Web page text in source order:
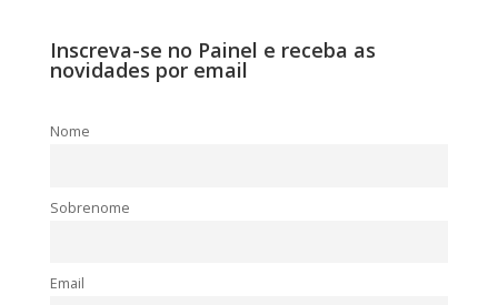
Inscreva-se no Painel e receba as
novidades por email
Nome
Sobrenome
Email